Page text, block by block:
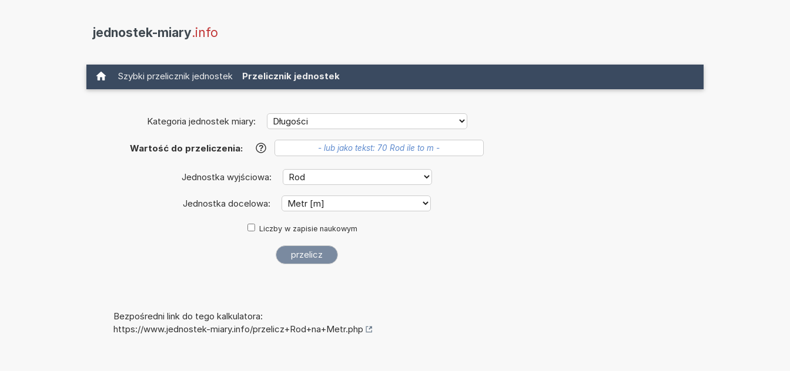
jednostek-miary.info
Szybki przelicznik jednostek Przelicznik jednostek
Kategoria jednostek miary:
Wartość do przeliczenia: ?
Jednostka wyjściowa:
Jednostka docelowa:
Liczby w zapisie naukowym
Bezpośredni link do tego kalkulatora:
https://www.jednostek-miary.info/przelicz+Rod+na+Metr.php